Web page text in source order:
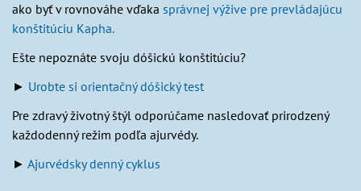
ako byť v rovnováhe vďaka správnej výžive pre prevládajúcu
konštitúciu Kapha.
Ešte nepoznáte svoju dóšickú konštitúciu?
► Urobte si orientačný dóšický test
Pre zdravý životný štýl odporúčame nasledovať prirodzený
každodenný režim podľa ajurvédy.
► Ajurvédsky denný cyklus